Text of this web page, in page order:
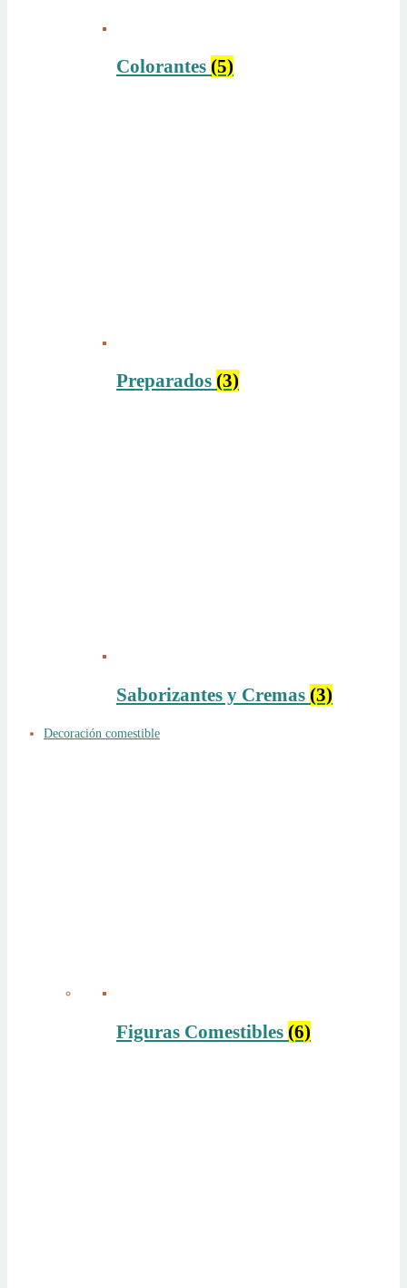
Colorantes (5)
Preparados (3)
Saborizantes y Cremas (3)
Decoración comestible
Figuras Comestibles (6)